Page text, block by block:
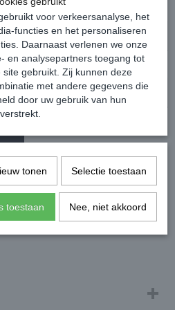
op de voor- en achterkant.
en twee handige zakken
spandex
voor verkeersanalyse, het
functies en het personaliseren
Daarnaast verlenen we onze
en analysepartners toegang tot
gebruikt. Zij kunnen deze
met andere gegevens die
door uw gebruik van hun
tonen Selectie toestaan
toestaan Nee, niet akkoord